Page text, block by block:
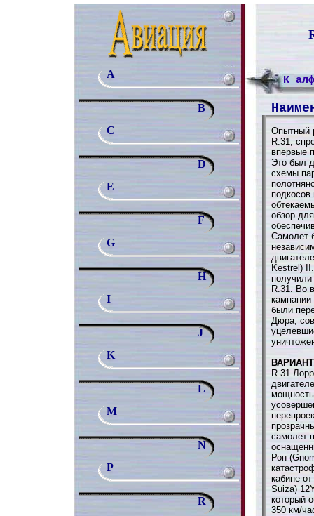
A
B
C
D
E
F
G
H
I
J
K
L
M
N
P
R
К
Опытный
R.31,
впервые
Это был
схемы
подкосов
обзор
Самолет
Kestrel)
R.31. Во
были
Дюра,
R.31
самолет
Рон
кабине
Suiza)
который
350 км/